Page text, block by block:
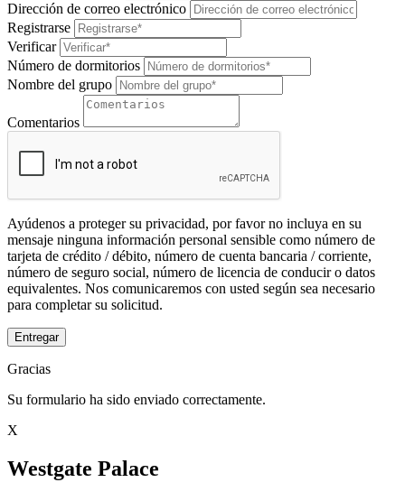
Dirección de correo electrónico
Registrarse
Verificar
Número de dormitorios
Nombre del grupo
Comentarios
Ayúdenos a proteger su privacidad, por favor no incluya en su
mensaje ninguna información personal sensible como número de
tarjeta de crédito / débito, número de cuenta bancaria / corriente,
número de seguro social, número de licencia de conducir o datos
equivalentes. Nos comunicaremos con usted según sea necesario
para completar su solicitud.
Entregar
Gracias
Su formulario ha sido enviado correctamente.
X
Westgate Palace